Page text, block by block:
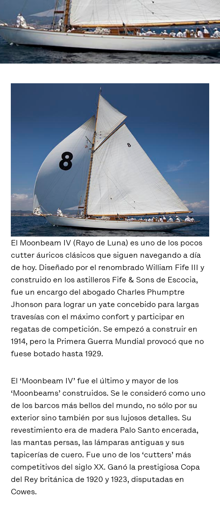
El Moonbeam IV (Rayo de Luna) es uno de los pocos
cutter áuricos clásicos que siguen navegando a día
de hoy. Diseñado por el renombrado William Fife III y
construido en los astilleros Fife & Sons de Escocia,
fue un encargo del abogado Charles Phumptre
Jhonson para lograr un yate concebido para largas
travesías con el máximo confort y participar en
regatas de competición. Se empezó a construir en
1914, pero la Primera Guerra Mundial provocó que no
fuese botado hasta 1929.
El ‘Moonbeam IV’ fue el último y mayor de los
‘Moonbeams’ construidos. Se le consideró como uno
de los barcos más bellos del mundo, no sólo por su
exterior sino también por sus lujosos detalles. Su
revestimiento era de madera Palo Santo encerada,
las mantas persas, las lámparas antiguas y sus
tapicerías de cuero. Fue uno de los ‘cutters’ más
competitivos del siglo XX. Ganó la prestigiosa Copa
del Rey británica de 1920 y 1923, disputadas en
Cowes.